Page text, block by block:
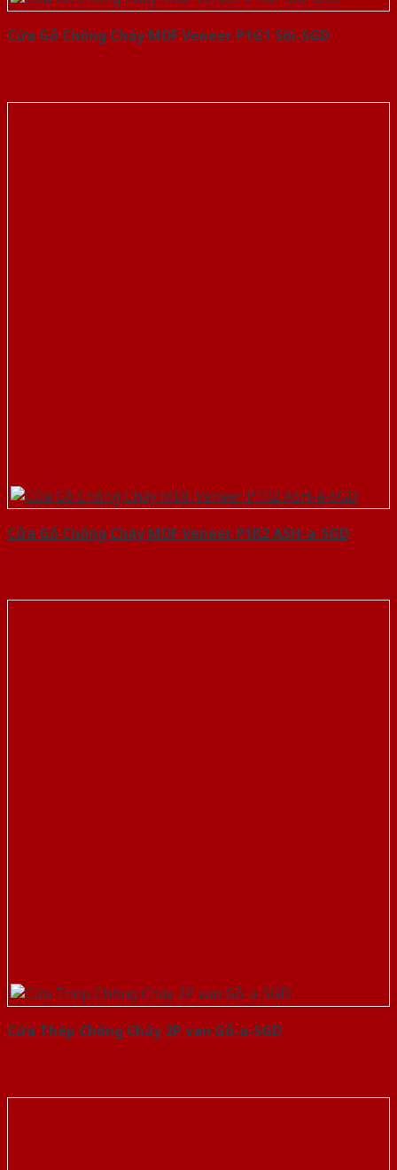
Cửa Gỗ Chống Cháy MDF Veneer P1G1 Sồi-SGD
Cửa Gỗ Chống Cháy MDF Veneer P1R2 ASH-a-SGD
Cửa Thép Chống Cháy 2P van Gỗ-a-SGD